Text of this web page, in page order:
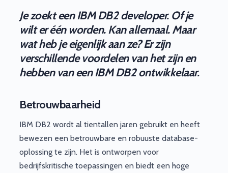
Je zoekt een IBM DB2 developer. Of je
wilt er één worden. Kan allemaal. Maar
wat heb je eigenlijk aan ze? Er zijn
verschillende voordelen van het zijn en
hebben van een IBM DB2 ontwikkelaar.
Betrouwbaarheid
IBM DB2 wordt al tientallen jaren gebruikt en heeft
bewezen een betrouwbare en robuuste database-
oplossing te zijn. Het is ontworpen voor
bedrijfskritische toepassingen en biedt een hoge